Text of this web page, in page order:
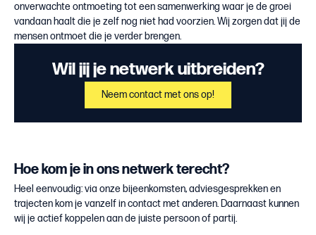
onverwachte ontmoeting tot een samenwerking waar je de groei
vandaan haalt die je zelf nog niet had voorzien. Wij zorgen dat jij de
mensen ontmoet die je verder brengen.
Wil jij je netwerk uitbreiden?
Neem contact met ons op!
Hoe kom je in ons netwerk terecht?
Heel eenvoudig: via onze bijeenkomsten, adviesgesprekken en
trajecten kom je vanzelf in contact met anderen. Daarnaast kunnen
wij je actief koppelen aan de juiste persoon of partij.